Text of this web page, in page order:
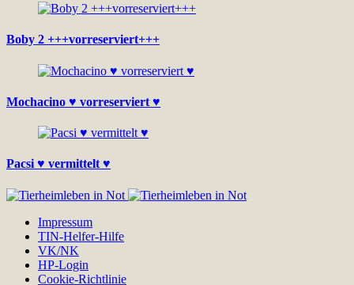
Boby 2 +++vorreserviert+++
Mochacino ♥ vorreserviert ♥
Pacsi ♥ vermittelt ♥
Impressum
TIN-Helfer-Hilfe
VK/NK
HP-Login
Cookie-Richtlinie